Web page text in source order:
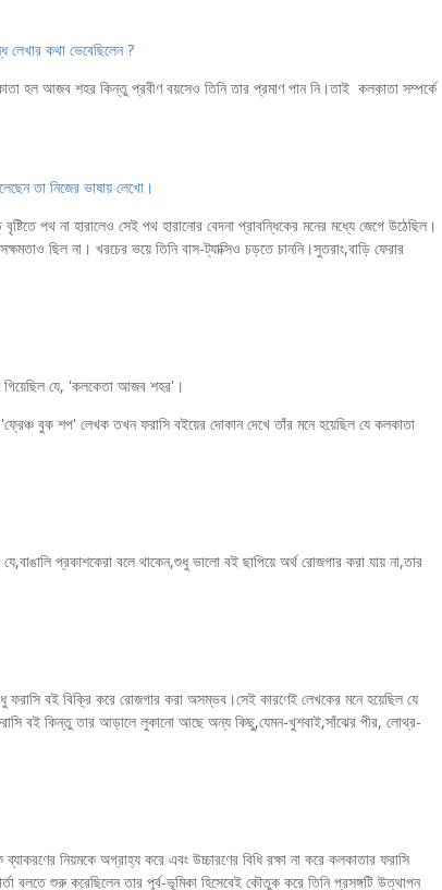
লেখার কথা ভেবেছিলেন ?
হল আজব শহর কিন্তু প্রবীণ বয়সেও তিনি তার প্রমাণ পান নি।তাই কলকাতা সম্পর্কে
তা নিজের ভাষায় লেখো।
পথ না হারালেও সেই পথ হারানোর বেদনা প্রাবন্ধিকের মনের মধ্যে জেগে উঠেছিল।
ছিল না। খরচের ভয়ে তিনি বাস-ট্যাক্সিও চড়তে চাননি।সুতরাং,বাড়ি ফেরার
যে, 'কলকেতা আজব শহর'।
বুক শপ' লেখক তখন ফরাসি বইয়ের দোকান দেখে তাঁর মনে হয়েছিল যে কলকাতা
প্রকাশকেরা বলে থাকেন,শুধু ভালো বই ছাপিয়ে অর্থ রোজগার করা যায় না,তার
বই বিক্রি করে রোজগার করা অসম্ভব।সেই কারণেই লেখকের মনে হয়েছিল যে
বই কিন্তু তার আড়ালে লুকানো আছে অন্য কিছু,যেমন-খুশবাই,সাঁঝের পীর, লোথ্র-
নিয়মকে অগ্রাহ্য করে এবং উচ্চারণের বিধি রক্ষা না করে কলকাতার ফরাসি
বলতে শুরু করেছিলেন তার পূর্ব-ভূমিকা হিসেবেই কৌতুক করে তিনি প্রসঙ্গটি উত্থাপন